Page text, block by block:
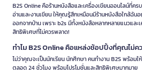
B2S Online คือร้านหนังสือและเครื่องเขียนออนไลน์ที่ค
อ่านและงานเขียน ให้คุณรู้สึกเหมือนมีร้านหนังสือใกล้ฉัน
ออกจากบ้าน เพราะ b2s มีทั้งหนังสือหลากหลายแนวแล
สิทธิพิเศษที่ไม่ควรพลาด!
ทำไม B2S Online คือแหล่งช้อปปิ้งที่คุณไม่ค
ไม่ว่าคุณจะเป็นนักเรียน นักศึกษา คนทำงาน B2S พร้อ
ตลอด 24 ชั่วโมง พร้อมโปรโมชั่นและสิทธิพิเศษมากมาย